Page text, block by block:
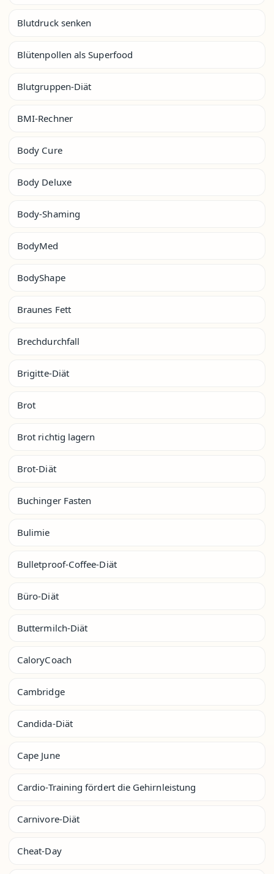
Blutdruck senken
Blütenpollen als Superfood
Blutgruppen-Diät
BMI-Rechner
Body Cure
Body Deluxe
Body-Shaming
BodyMed
BodyShape
Braunes Fett
Brechdurchfall
Brigitte-Diät
Brot
Brot richtig lagern
Brot-Diät
Buchinger Fasten
Bulimie
Bulletproof-Coffee-Diät
Büro-Diät
Buttermilch-Diät
CaloryCoach
Cambridge
Candida-Diät
Cape June
Cardio-Training fördert die Gehirnleistung
Carnivore-Diät
Cheat-Day